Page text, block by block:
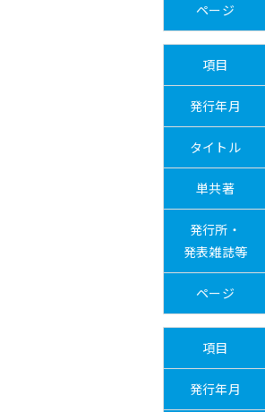
ページ
項目
発行年月
タイトル
単共著
発行所・
発表雑誌等
ページ
項目
発行年月